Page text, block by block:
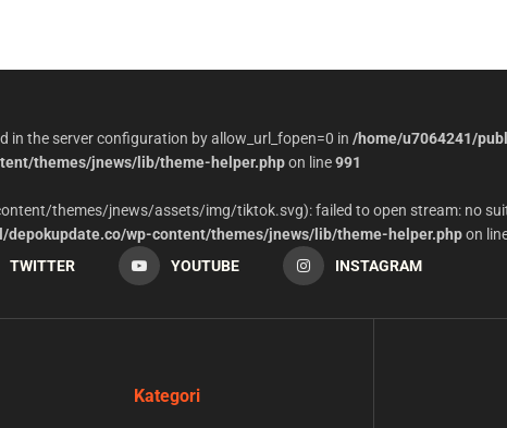
in the server configuration by allow_url_fopen=0 in /home/u7064241/
themes/jnews/lib/theme-helper.phpon line991
themes/jnews/assets/img/tiktok.svg): failed to open stream: no
depokupdate.co/wp-content/themes/jnews/lib/theme-helper.phpon
TWITTER YOUTUBE INSTAGRAM
Kategori